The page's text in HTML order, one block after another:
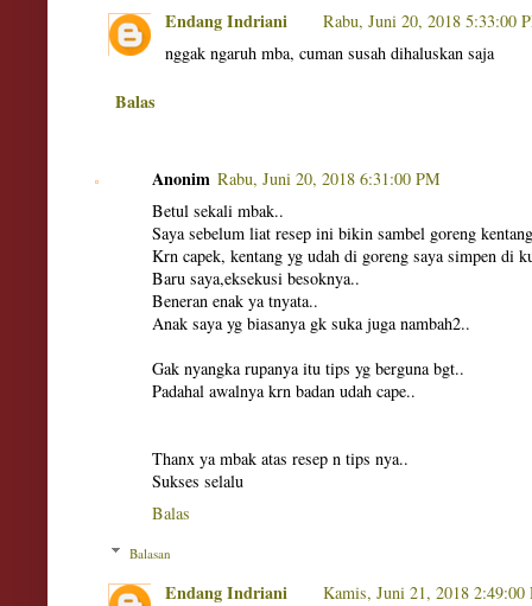
Endang Indriani
Rabu, Juni 20, 2018 5:33:00
nggak ngaruh mba, cuman susah dihaluskan saja
Balas
Anonim Rabu, Juni 20, 2018 6:31:00 PM
Betul sekali mbak..
Saya sebelum liat resep ini bikin sambel goreng
Krn capek, kentang yg udah di goreng saya simpen di
Baru saya,eksekusi besoknya..
Beneran enak ya tnyata..
Anak saya yg biasanya gk suka juga nambah2..
Gak nyangka rupanya itu tips yg berguna bgt..
Padahal awalnya krn badan udah cape..
Thanx ya mbak atas resep n tips nya..
Sukses selalu
Balas
Balasan
Endang Indriani
Kamis, Juni 21, 2018 2:49:00